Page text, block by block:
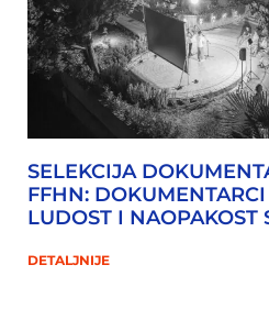
SELEKCIJA
FFHN:
LUDOST I NAOPAKOST
DETALJNIJE